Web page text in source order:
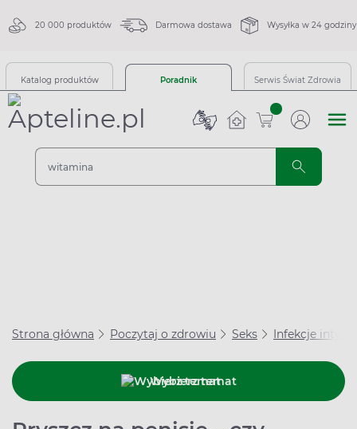
20 000 produktów Darmowa dostawa Wysyłka w 24 godziny
Katalog produktów Poradnik Serwis Świat Zdrowia
sztuk
Strona główna Poczytaj o zdrowiu Seks Infekcje
Wybierz temat